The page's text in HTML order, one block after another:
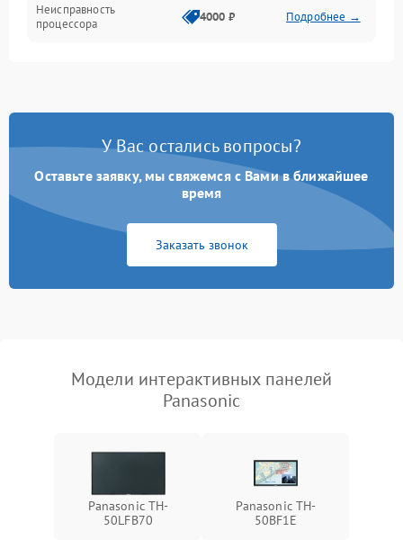
Неисправность
процессора
4000 ₽ Подробнее →
Перегрев устройства 1500 ₽ Подробнее →
Неисправность системы
2000 ₽
Повреждение разъемов
У Вас остались вопросы?
Оставьте заявку, мы свяжемся с Вами в ближайшее
время
Заказать звонок
Модели интерактивных панелей
Panasonic
Panasonic TH-
50LFB70
Panasonic TH-
50BF1E